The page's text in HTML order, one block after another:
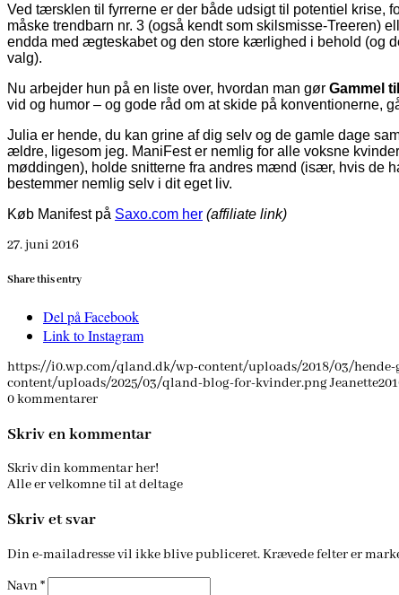
Ved tærsklen til fyrrerne er der både udsigt til potentiel krise,
måske trendbarn nr. 3 (også kendt som skilsmisse-Treeren)
endda med ægteskabet og den store kærlighed i behold (og
valg).
Nu arbejder hun på en liste over, hvordan man gør Gammel
vid og humor – og gode råd om at skide på konventionerne,
Julia er hende, du kan grine af dig selv og de gamle dage
ældre, ligesom jeg. ManiFest er nemlig for alle voksne
møddingen), holde snitterne fra andres mænd (især, hvis de
bestemmer nemlig selv i dit eget liv.
Køb Manifest på Saxo.com her (affiliate link)
27. juni 2016
Share this entry
Del på Facebook
Link to Instagram
https://i0.wp.com/qland.dk/wp-content/uploads/2018/03/hende-
content/uploads/2025/03/qland-blog-for-kvinder.pngJeanette
0kommentarer
Skriv en kommentar
Skriv din kommentar her!
Alle er velkomne til at deltage
Skriv et svar
Din e-mailadresse vil ikke blive publiceret.Krævede felter er
Navn*